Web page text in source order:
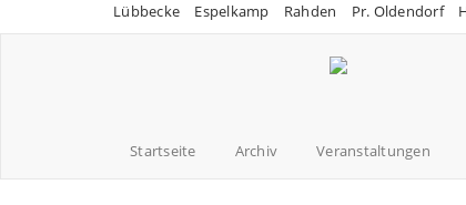
Lübbecke Espelkamp Rahden Pr. Oldendorf
Startseite Archiv Veranstaltungen